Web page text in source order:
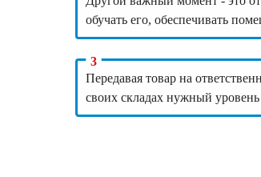
обучать его, обеспечивать
Передавая товар на
своих складах нужный